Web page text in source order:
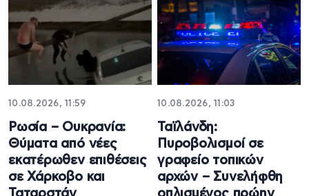
10.08.2026, 11:59
Ρωσία – Ουκρανία:
Θύματα από νέες
εκατέρωθεν επιθέσεις
σε Χάρκοβο και
10.08.2026, 11:03
Ταϊλάνδη:
Πυροβολισμοί σε
γραφείο τοπικών
αρχών – Συνελήφθη